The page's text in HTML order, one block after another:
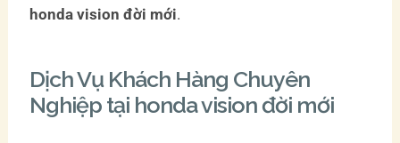
honda vision đời mới.
Dịch Vụ Khách Hàng Chuyên
Nghiệp tại honda vision đời mới